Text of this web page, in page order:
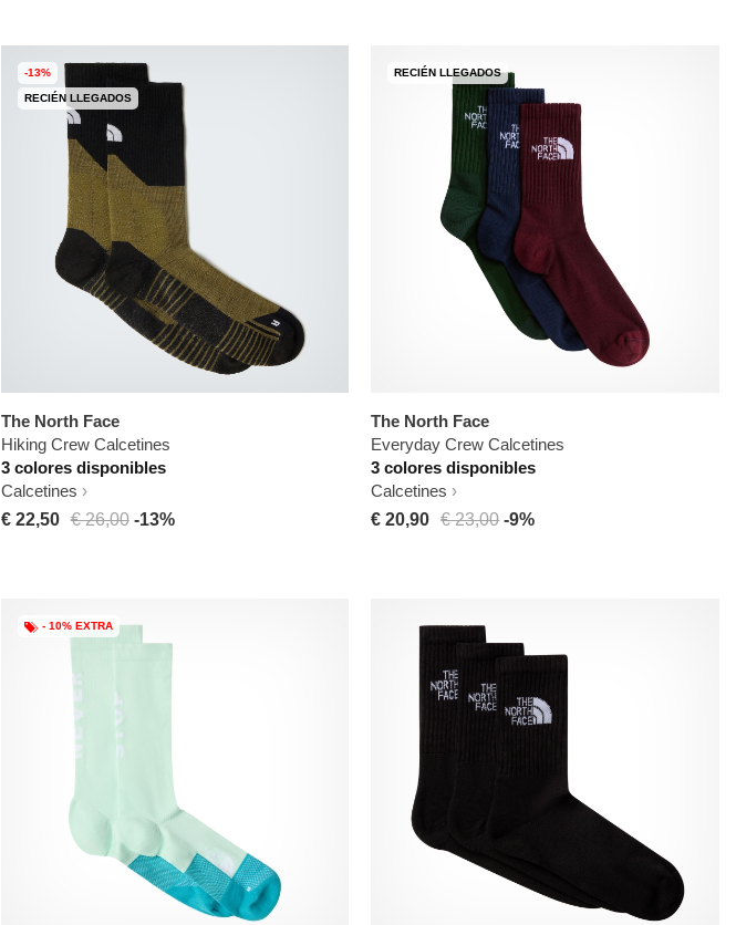
-13%
RECIÉN LLEGADOS
The North Face
Hiking Crew Calcetines
3 colores disponibles
Calcetines
€ 22,50 € 26,00 -13%
RECIÉN LLEGADOS
The North Face
Everyday Crew Calcetines
3 colores disponibles
Calcetines
€ 20,90
€ 23,00 -9%
- 10% EXTRA